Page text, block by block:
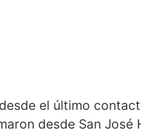
el último
desde San José